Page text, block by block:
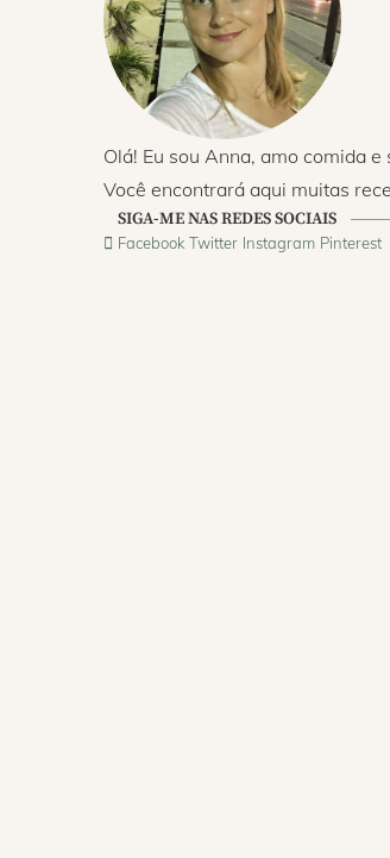
Olá! Eu sou Anna, amo comida
Você encontrará aqui muitas
SIGA-ME NAS REDES SOCIAIS
Facebook Twitter Instagram Pinterest